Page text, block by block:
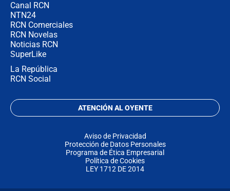
Canal RCN
NTN24
RCN Comerciales
RCN Novelas
Noticias RCN
SuperLike
La República
RCN Social
ATENCIÓN AL OYENTE
Aviso de Privacidad
Protección de Datos Personales
Programa de Ética Empresarial
Política de Cookies
LEY 1712 DE 2014